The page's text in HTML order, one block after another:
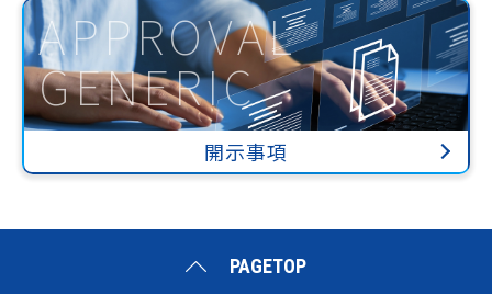
APPROVAL
GENERIC
開示事項
PAGETOP